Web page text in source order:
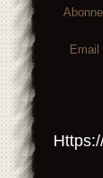
Email